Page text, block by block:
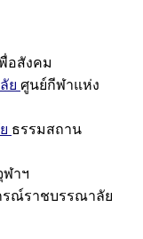
อสังคม
ย ศูนย์กีฬาแห่ง
ธรรมสถาน
ฬาฯ
รณ์ราชบรรณาลัย